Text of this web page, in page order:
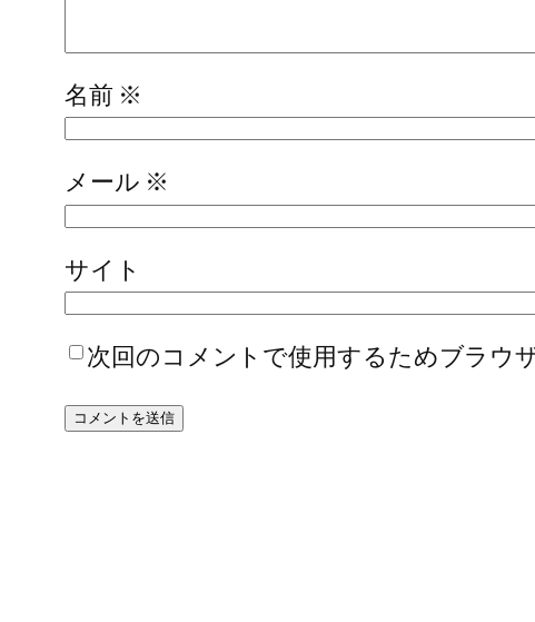
名前 ※
メール ※
サイト
次回のコメントで使用するためブラウ